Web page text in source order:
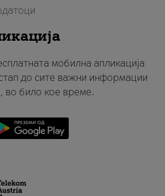
мобилна апликација
до сите важни информации
во било кое време.